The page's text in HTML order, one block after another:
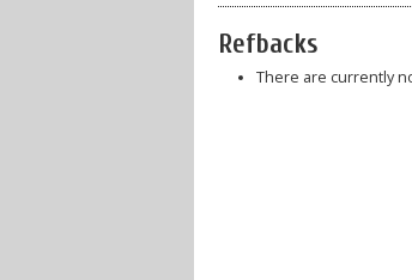
Refbacks
There are currently